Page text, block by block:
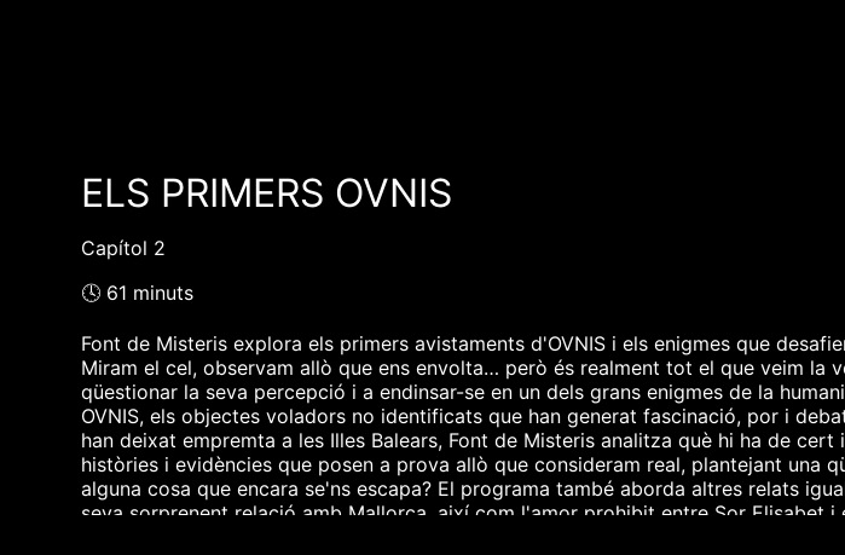
ELS PRIMERS OVNIS
Capítol 2
🕓 61 minuts
Font de Misteris explora els primers avistaments d'OVNIS i els enigmes que
Miram el cel, observam allò que ens envolta… però és realment tot el que veim la
qüestionar la seva percepció i a endinsar-se en un dels grans enigmes de la
OVNIS, els objectes voladors no identificats que han generat fascinació, por i
han deixat empremta a les Illes Balears, Font de Misteris analitza què hi ha de
històries i evidències que posen a prova allò que consideram real, plantejant una
alguna cosa que encara se'ns escapa? El programa també aborda altres relats
seva sorprenent relació amb Mallorca, així com l'amor prohibit entre Sor Elisabet